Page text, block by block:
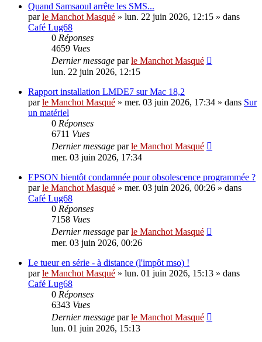
Quand Samsaoul arrête les SMS...
parle Manchot Masqué » lun. 22 juin 2026, 12:15 » dans
Café Lug68
0 Réponses
4659 Vues
Dernier message parle Manchot Masqué
lun. 22 juin 2026, 12:15
Rapport installation LMDE7 sur Mac 18,2
parle Manchot Masqué » mer. 03 juin 2026, 17:34 » dans Sur
un matériel
0 Réponses
6711 Vues
Dernier message parle Manchot Masqué
mer. 03 juin 2026, 17:34
EPSON bientôt condamnée pour obsolescence programmée ?
parle Manchot Masqué » mer. 03 juin 2026, 00:26 » dans
Café Lug68
0 Réponses
7158 Vues
Dernier message parle Manchot Masqué
mer. 03 juin 2026, 00:26
Le tueur en série - à distance (l'impôt mso) !
parle Manchot Masqué » lun. 01 juin 2026, 15:13 » dans
Café Lug68
0 Réponses
6343 Vues
Dernier message parle Manchot Masqué
lun. 01 juin 2026, 15:13